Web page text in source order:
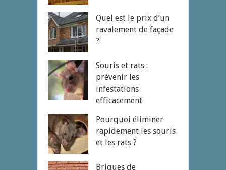
Quel est le prix d’un
ravalement de façade
?
Souris et rats :
prévenir les
infestations
efficacement
Pourquoi éliminer
rapidement les souris
et les rats ?
Briques de